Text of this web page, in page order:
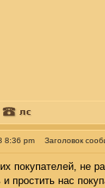
8:36 pm Заголовок
покупателей, не
и простить нас